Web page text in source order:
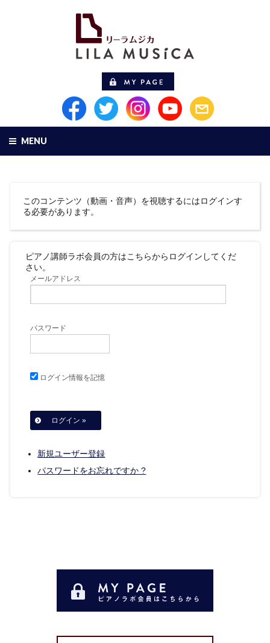
MENU
このコンテンツ（動画・音声）を視聴するにはログインす
る必要があります。
ピアノ講師ラボ会員の方はこちらからログインしてくだ
さい。
メールアドレス
パスワード
ログイン情報を記憶
新規ユーザー登録
パスワードをお忘れですか ?